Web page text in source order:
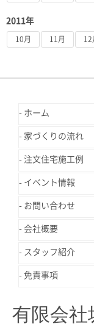
2011年
10月 11月 12
ホーム
家づくりの流れ
注文住宅施工例
イベント情報
お問い合わせ
会社概要
スタッフ紹介
免責事項
有限会